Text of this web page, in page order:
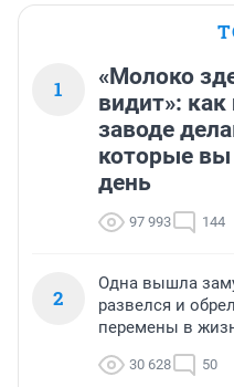
1
«Молоко
видит»:
заводе
которые
день
97 993 144
2
Одна вышла
развелся и
перемены в
30 628 50